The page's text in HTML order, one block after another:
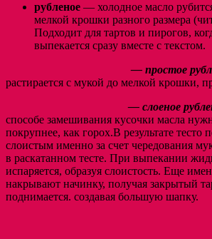
рубленое — холодное масло
мелкой крошки разного размера
Подходит для тартов и пирогов,
выпекается сразу вместе с текстом.
— простое
растирается с мукой до мелкой крошки,
— слоеное
способе замешивания кусочки масла
покрупнее, как горох.В результате тесто
слоистым именно за счет чередования
в раскатанном тесте. При выпекании
испаряется, образуя слоистость. Еще
накрывают начинку, получая закрытый
поднимается. создавая большую шапку.